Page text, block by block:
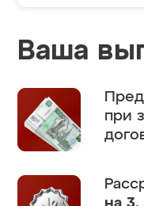
Ваша
при